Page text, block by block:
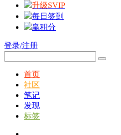
升级SVIP
每日签到
赢积分
登录/注册
首页
社区
笔记
发现
标签